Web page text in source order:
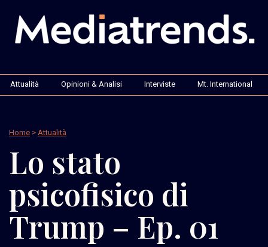
Attualità Opinioni & Analisi Interviste Mt. International
Home > Attualità
Lo stato
psicofisico di
Trump – Ep. 01